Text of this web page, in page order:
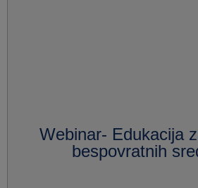
Webinar- Edukacija
bespovratnih